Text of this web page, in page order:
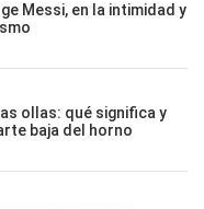
Messi, en la intimidad y
ollas: qué significa y
baja del horno